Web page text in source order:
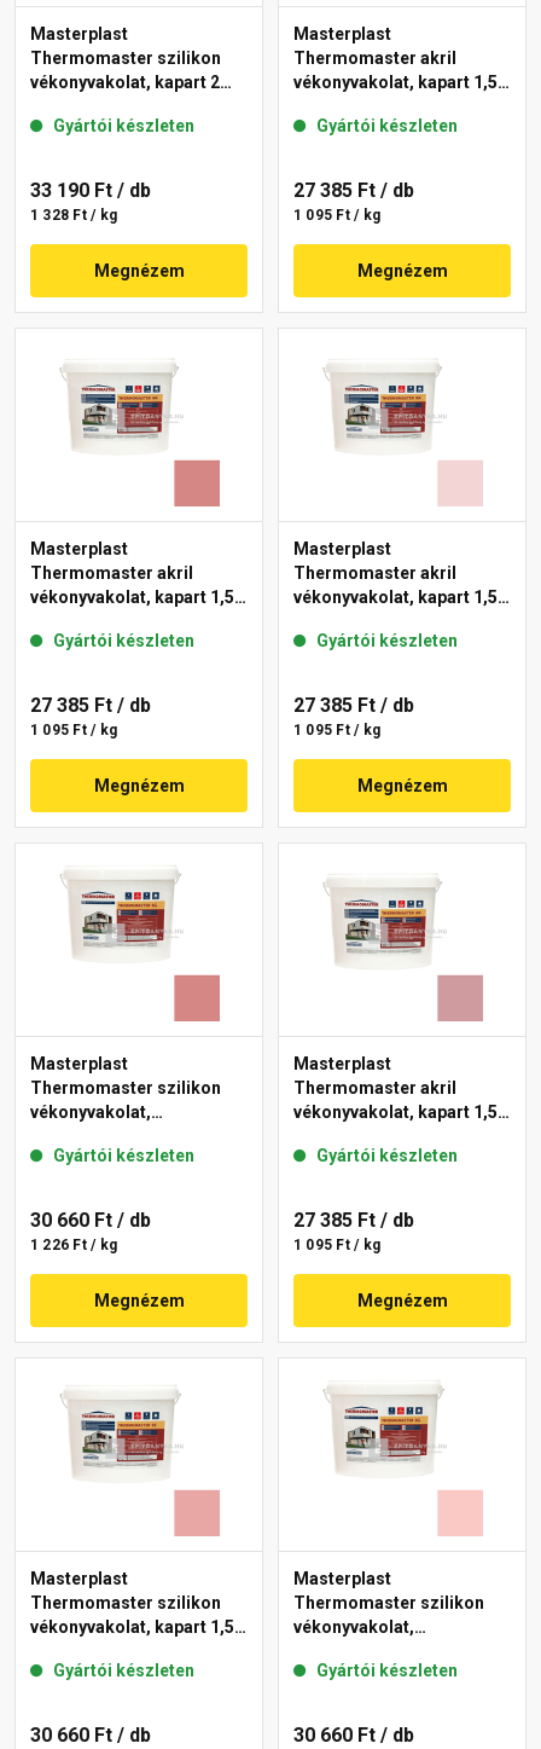
Masterplast
Thermomaster szilikon
vékonyvakolat, kapart 2
Gyártói készleten
33 190 Ft / db
1 328 Ft / kg
Megnézem
Masterplast
Thermomaster akril
vékonyvakolat, kapart 1,5
Gyártói készleten
27 385 Ft / db
1 095 Ft / kg
Megnézem
Masterplast
Thermomaster akril
vékonyvakolat, kapart 1,5
Gyártói készleten
27 385 Ft / db
1 095 Ft / kg
Megnézem
Masterplast
Thermomaster akril
vékonyvakolat, kapart 1,5
Gyártói készleten
27 385 Ft / db
1 095 Ft / kg
Megnézem
Masterplast
Thermomaster szilikon
vékonyvakolat,
21-D 25 kg
Gyártói készleten
30 660 Ft / db
1 226 Ft / kg
Megnézem
Masterplast
Thermomaster akril
vékonyvakolat, kapart 1,5
Gyártói készleten
27 385 Ft / db
1 095 Ft / kg
Megnézem
Masterplast
Thermomaster szilikon
vékonyvakolat, kapart 1,5
Gyártói készleten
30 660 Ft / db
Masterplast
Thermomaster szilikon
vékonyvakolat,
22-F 25 kg
Gyártói készleten
30 660 Ft / db